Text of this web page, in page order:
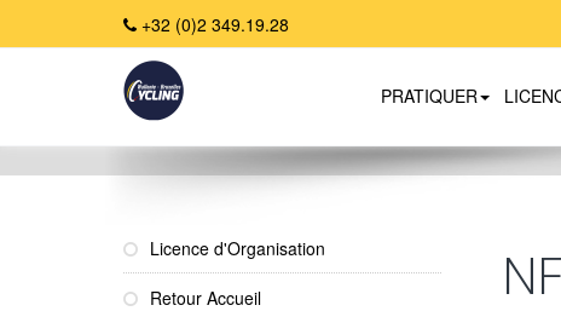
+32 (0)2 349.19.28
PRATIQUER
Licence d'Organisation
Retour Accueil